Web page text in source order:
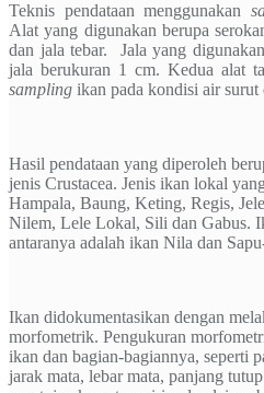
Teknis pendataan menggunakan
Alat yang digunakan berupa
dan jala tebar. Jala yang
jala berukuran 1 cm. Kedua alat
sampling ikan pada kondisi air surut
Hasil pendataan yang diperoleh
jenis Crustacea. Jenis ikan lokal
Hampala, Baung, Keting, Regis,
Nilem, Lele Lokal, Sili dan Gabus.
antaranya adalah ikan Nila dan
Ikan didokumentasikan dengan
morfometrik. Pengukuran
ikan dan bagian-bagiannya, seperti
jarak mata, lebar mata, panjang